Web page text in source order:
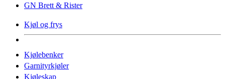
GN Brett & Rister
Kjøl og frys
Kjølebenker
Garnityrkjøler
Kjøleskap